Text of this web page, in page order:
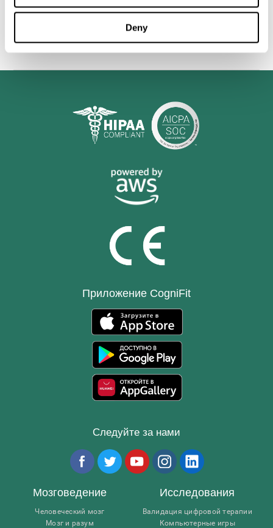
Deny
значение. УпражненияCogniFit, согласно таксономии
деменции у потенциальных пациентов
Приложение CogniFit
Следуйте за нами
Мозговедение
Человеческий мозг
Мозг и разум
Исследования
Валидация цифровой терапии
Компьютерные игры